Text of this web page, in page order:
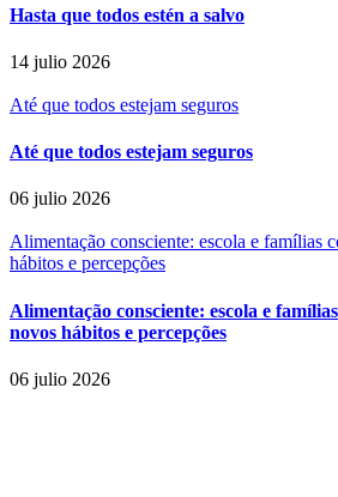
Hasta que todos estén a salvo
14 julio 2026
Até que todos estejam seguros
Até que todos estejam seguros
06 julio 2026
Alimentação consciente: escola e famílias
hábitos e percepções
Alimentação consciente: escola e
novos hábitos e percepções
06 julio 2026